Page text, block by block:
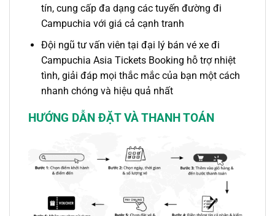
tín, cung cấp đa dạng các tuyến đường đi
Campuchia với giá cả cạnh tranh
Đội ngũ tư vấn viên tại đại lý bán vé xe đi
Campuchia Asia Tickets Booking hỗ trợ nhiệt
tình, giải đáp mọi thắc mắc của bạn một cách
nhanh chóng và hiệu quả nhất
HƯỚNG DẪN ĐẶT VÀ THANH TOÁN